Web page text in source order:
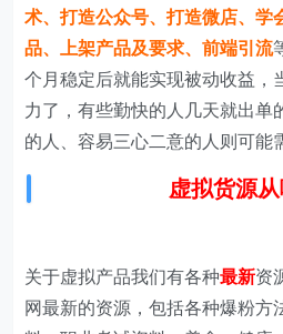
术、打造公众号、打造微店、学
品、上架产品及要求、前端引流
个月稳定后就能实现被动收益，
力了，有些勤快的人几天就出单
的人、容易三心二意的人则可能
虚拟货源
关于虚拟产品我们有各种最新资
网最新的资源，包括各种爆粉方